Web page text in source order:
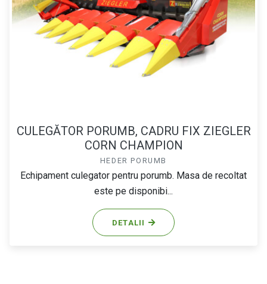
CULEGĂTOR PORUMB, CADRU FIX ZIEGLER
CORN CHAMPION
HEDER PORUMB
Echipament culegator pentru porumb. Masa de recoltat
este pe disponibi...
DETALII